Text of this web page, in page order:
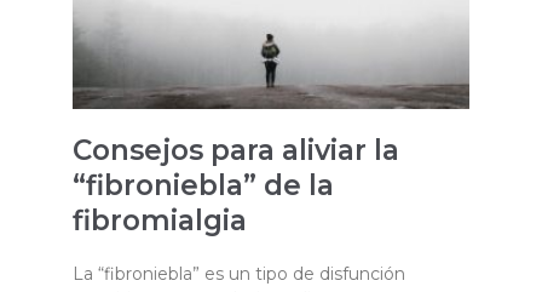
Consejos para aliviar la
“fibroniebla” de la
fibromialgia
La “fibroniebla” es un tipo de disfunción